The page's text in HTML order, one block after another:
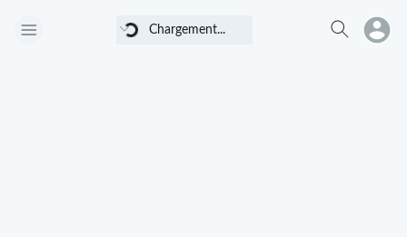
Chargement... Chargement...